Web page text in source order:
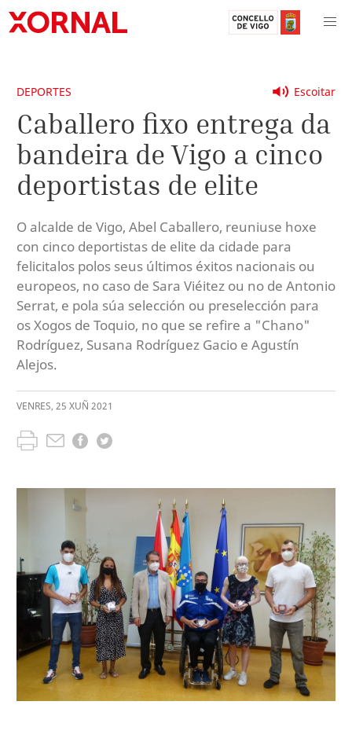
Escoitar
DEPORTES
Caballero fixo entrega da
bandeira de Vigo a cinco
deportistas de elite
O alcalde de Vigo, Abel Caballero, reuniuse hoxe
con cinco deportistas de elite da cidade para
felicitalos polos seus últimos éxitos nacionais ou
europeos, no caso de Sara Viéitez ou no de Antonio
Serrat, e pola súa selección ou preselección para
os Xogos de Toquio, no que se refire a "Chano"
Rodríguez, Susana Rodríguez Gacio e Agustín
Alejos.
VENRES, 25 XUÑ 2021